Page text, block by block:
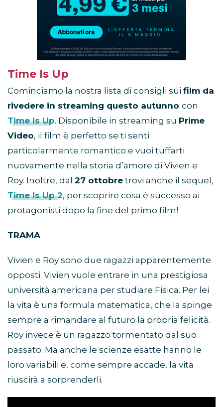
Time Is Up
Cominciamo la nostra lista di consigli sui film da
rivedere in streaming questo autunno con
Time Is Up. Disponibile in streaming su Prime
Video, il film è perfetto se ti senti
particolarmente romantico e vuoi tuffarti
nuovamente nella storia d’amore di Vivien e
Roy. Inoltre, dal 27 ottobre trovi anche il sequel,
Time Is Up 2, per scoprire cosa è successo ai
protagonisti dopo la fine del primo film!
TRAMA
Vivien e Roy sono due ragazzi apparentemente
opposti. Vivien vuole entrare in una prestigiosa
università americana per studiare Fisica. Per lei
la vita è una formula matematica, che la spinge
sempre a rimandare al futuro la propria felicità.
Roy invece è un ragazzo tormentato dal suo
passato. Ma anche le scienze esatte hanno le
loro variabili e, come sempre accade, la vita
riuscirà a sorprenderli.